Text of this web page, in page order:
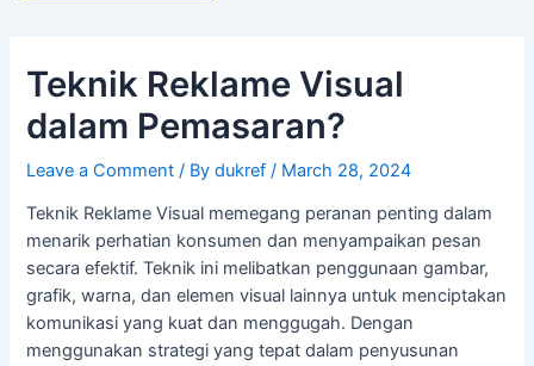
Teknik Reklame Visual
dalam Pemasaran?
Leave a Comment / Bydukref/ March 28, 2024
Teknik Reklame Visual memegang peranan penting dalam
menarik perhatian konsumen dan menyampaikan pesan
secara efektif. Teknik ini melibatkan penggunaan gambar,
grafik, warna, dan elemen visual lainnya untuk menciptakan
komunikasi yang kuat dan menggugah. Dengan
menggunakan strategi yang tepat dalam penyusunan